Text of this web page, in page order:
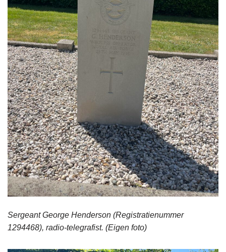
Sergeant George Henderson (Registratienummer
1294468), radio-telegrafist. (Eigen foto)